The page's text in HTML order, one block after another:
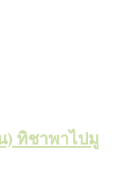
) ทิชาพาไปมู